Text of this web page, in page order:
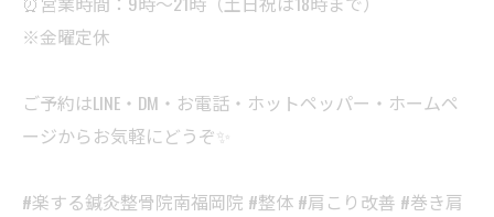
※金曜定休
ご予約はLINE・DM・お電話・ホットペッパー・ホームペ
ージからお気軽にどうぞ✨
#楽する鍼灸整骨院南福岡院 #整体 #肩こり改善 #巻き肩